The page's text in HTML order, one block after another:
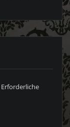
Erforderliche